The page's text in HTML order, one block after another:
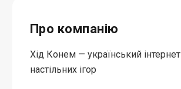
Про компанію
Хід Конем — український
настільних ігор